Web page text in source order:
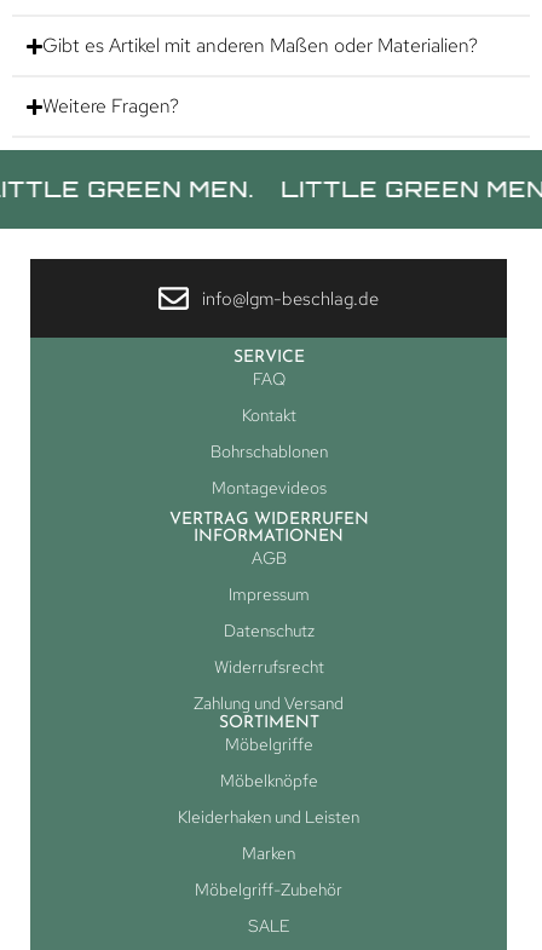
Gibt es Artikel mit anderen Maßen oder Materialien?
Weitere Fragen?
MEN. LITTLE GREEN MEN.
info@lgm-beschlag.de
SERVICE
FAQ
Kontakt
Bohrschablonen
Montagevideos
VERTRAG WIDERRUFEN
INFORMATIONEN
AGB
Impressum
Datenschutz
Widerrufsrecht
Zahlung und Versand
SORTIMENT
Möbelgriffe
Möbelknöpfe
Kleiderhaken und Leisten
Marken
Möbelgriff-Zubehör
SALE